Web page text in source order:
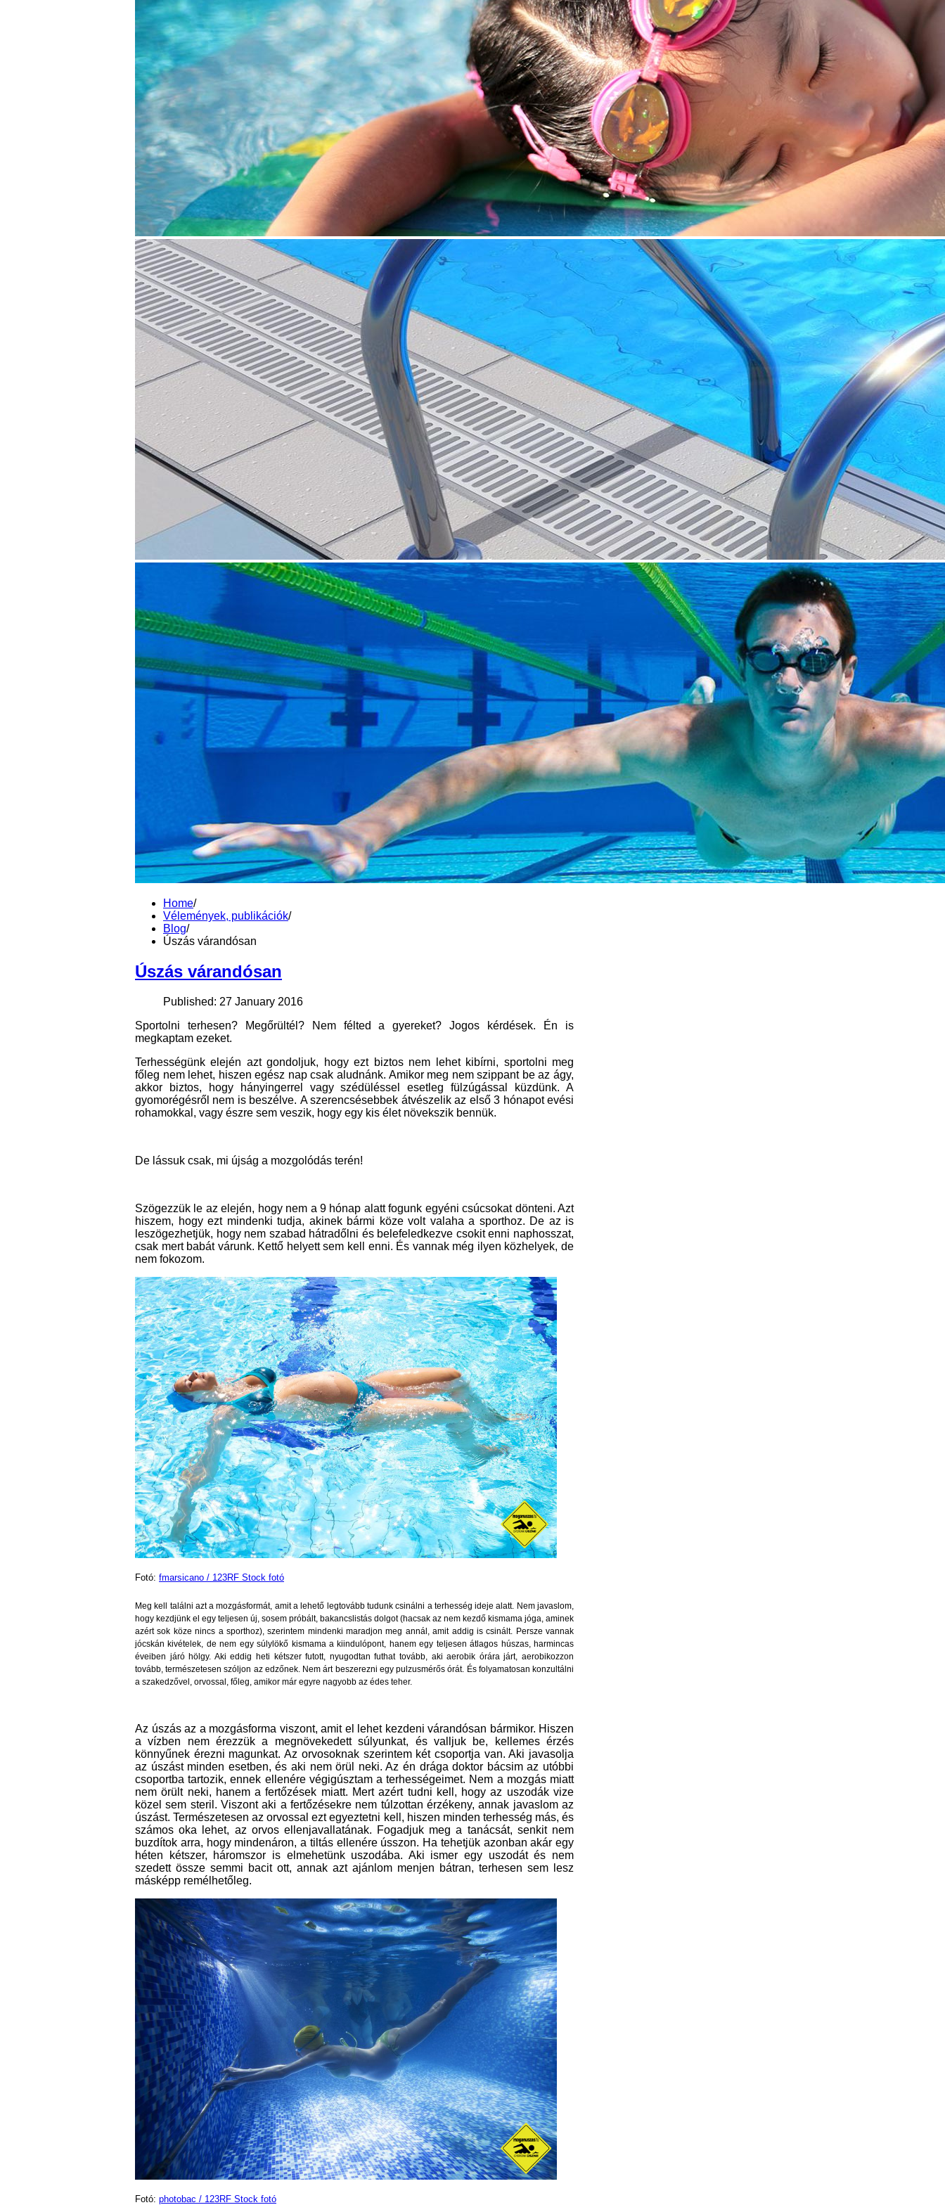
Home/
Vélemények, publikációk/
Blog/
Úszás várandósan
Úszás várandósan
Published: 27 January 2016
Sportolni terhesen? Megőrültél? Nem félted a gyereket? Jogos kérdések. Én is
megkaptam ezeket.
Terhességünk elején azt gondoljuk, hogy ezt biztos nem lehet kibírni, sportolni meg
főleg nem lehet, hiszen egész nap csak aludnánk. Amikor meg nem szippant be az ágy,
akkor biztos, hogy hányingerrel vagy szédüléssel esetleg fülzúgással küzdünk. A
gyomorégésről nem is beszélve. A szerencsésebbek átvészelik az első 3 hónapot evési
rohamokkal, vagy észre sem veszik, hogy egy kis élet növekszik bennük.
De lássuk csak, mi újság a mozgolódás terén!
Szögezzük le az elején, hogy nem a 9 hónap alatt fogunk egyéni csúcsokat dönteni. Azt
hiszem, hogy ezt mindenki tudja, akinek bármi köze volt valaha a sporthoz. De az is
leszögezhetjük, hogy nem szabad hátradőlni és belefeledkezve csokit enni naphosszat,
csak mert babát várunk. Kettő helyett sem kell enni. És vannak még ilyen közhelyek, de
nem fokozom.
Fotó: fmarsicano / 123RF Stock fotó
Meg kell találni azt a mozgásformát, amit a lehető legtovább tudunk csinálni a terhesség ideje alatt. Nem javaslom,
hogy kezdjünk el egy teljesen új, sosem próbált, bakancslistás dolgot (hacsak az nem kezdő kismama jóga, aminek
azért sok köze nincs a sporthoz), szerintem mindenki maradjon meg annál, amit addig is csinált. Persze vannak
jócskán kivételek, de nem egy súlylökő kismama a kiindulópont, hanem egy teljesen átlagos húszas, harmincas
éveiben járó hölgy. Aki eddig heti kétszer futott, nyugodtan futhat tovább, aki aerobik órára járt, aerobikozzon
tovább, természetesen szóljon az edzőnek. Nem árt beszerezni egy pulzusmérős órát. És folyamatosan konzultálni
a szakedzővel, orvossal, főleg, amikor már egyre nagyobb az édes teher.
Az úszás az a mozgásforma viszont, amit el lehet kezdeni várandósan bármikor. Hiszen
a vízben nem érezzük a megnövekedett súlyunkat, és valljuk be, kellemes érzés
könnyűnek érezni magunkat. Az orvosoknak szerintem két csoportja van. Aki javasolja
az úszást minden esetben, és aki nem örül neki. Az én drága doktor bácsim az utóbbi
csoportba tartozik, ennek ellenére végigúsztam a terhességeimet. Nem a mozgás miatt
nem örült neki, hanem a fertőzések miatt. Mert azért tudni kell, hogy az uszodák vize
közel sem steril. Viszont aki a fertőzésekre nem túlzottan érzékeny, annak javaslom az
úszást. Természetesen az orvossal ezt egyeztetni kell, hiszen minden terhesség más, és
számos oka lehet, az orvos ellenjavallatának. Fogadjuk meg a tanácsát, senkit nem
buzdítok arra, hogy mindenáron, a tiltás ellenére ússzon. Ha tehetjük azonban akár egy
héten kétszer, háromszor is elmehetünk uszodába. Aki ismer egy uszodát és nem
szedett össze semmi bacit ott, annak azt ajánlom menjen bátran, terhesen sem lesz
másképp remélhetőleg.
Fotó: photobac / 123RF Stock fotó